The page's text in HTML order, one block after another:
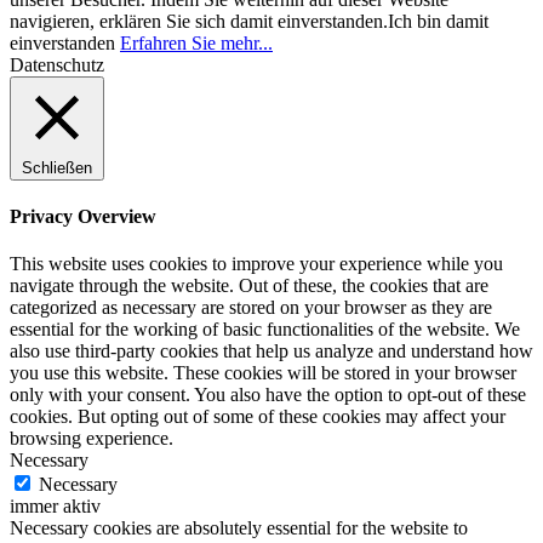
navigieren, erklären Sie sich damit einverstanden.Ich bin damit
einverstanden Erfahren Sie mehr...
Datenschutz
Schließen
Privacy Overview
This website uses cookies to improve your experience while you
navigate through the website. Out of these, the cookies that are
categorized as necessary are stored on your browser as they are
essential for the working of basic functionalities of the website. We
also use third-party cookies that help us analyze and understand how
you use this website. These cookies will be stored in your browser
only with your consent. You also have the option to opt-out of these
cookies. But opting out of some of these cookies may affect your
browsing experience.
Necessary
Necessary
immer aktiv
Necessary cookies are absolutely essential for the website to